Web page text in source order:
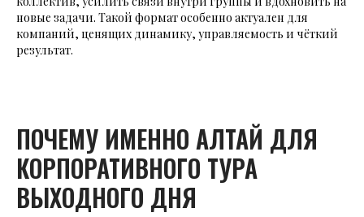
новые задачи. Такой формат особенно актуален для
компаний, ценящих динамику, управляемость и чёткий
результат.
ПОЧЕМУ ИМЕННО АЛТАЙ ДЛЯ
КОРПОРАТИВНОГО ТУРА
ВЫХОДНОГО ДНЯ